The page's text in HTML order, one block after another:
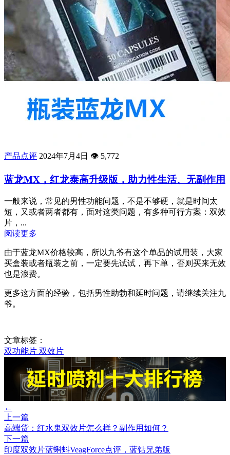
产品点评 2024年7月4日 👁️ 5,772
蓝龙MX，红龙泰高升级版，助力性生活、无副作用
一般来说，常见的男性功能问题，不是不够硬，就是时间太
短，又或者两者都有，面对这类问题，有多种可行方案：双效
片，...
阅读更多
由于蓝龙MX价格较高，所以九爷有这个单品的试用装，大家
买盒装或者瓶装之前，一定要先试试，再下单，否则买来无效
也是浪费。
更多这方面的经验，包括男性助勃和延时问题，请继续关注九
爷。
文章标签：
双功能片 双效片
←
上一篇
高端货：红水鬼双效片怎么样？副作用如何？
下一篇
印度双效片蓝蝌蚪VeagForce点评，蓝钻兄弟版